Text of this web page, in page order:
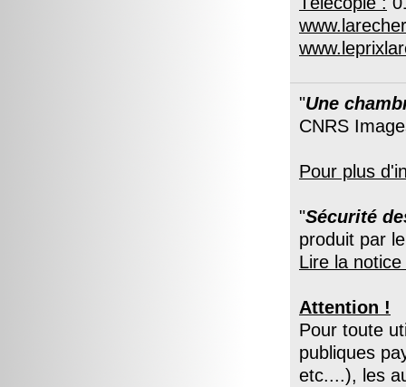
"Une
CNRS
Pour plus
"Sécurité
produit par
Lire la
Attention !
Pour toute
publiques
etc....), les